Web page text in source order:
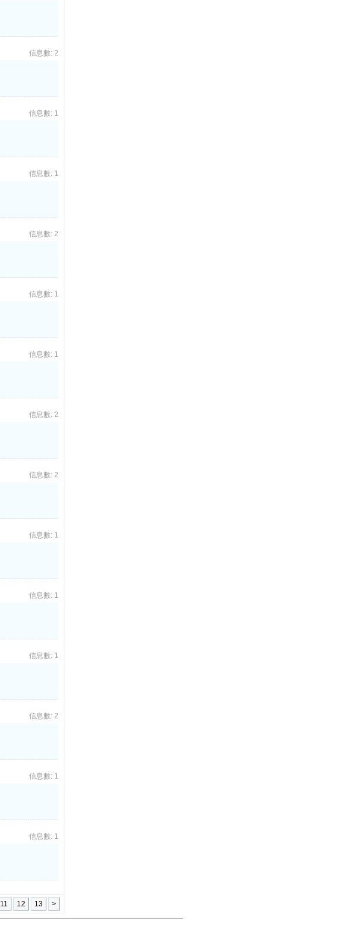
信息數: 2
信息數: 1
信息數: 1
信息數: 2
信息數: 1
信息數: 1
信息數: 2
信息數: 2
信息數: 1
信息數: 1
信息數: 1
信息數: 2
信息數: 1
信息數: 1
11 12 13 >